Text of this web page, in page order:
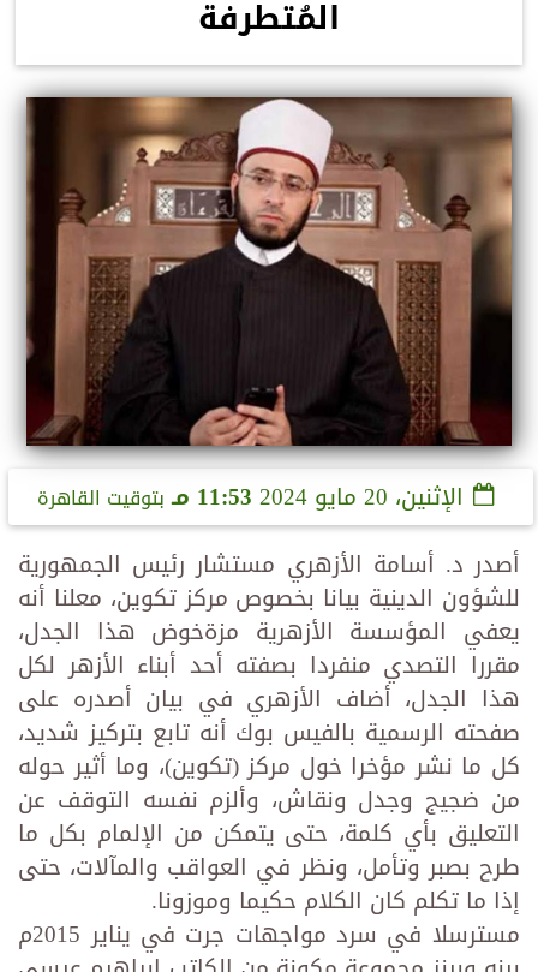
المُتطرفة
الإثنين، 20 مايو 2024 11:53 مـ بتوقيت القاهرة
أصدر د. أسامة الأزهري مستشار رئيس الجمهورية
للشؤون الدينية بيانا بخصوص مركز تكوين، معلنا أنه
يعفي المؤسسة الأزهرية مزةخوض هذا الجدل،
مقررا التصدي منفردا بصفته أحد أبناء الأزهر لكل
هذا الجدل، أضاف الأزهري في بيان أصدره على
صفحته الرسمية بالفيس بوك أنه تابع بتركيز شديد،
كل ما نشر مؤخرا خول مركز (تكوين)، وما أثير حوله
من ضجيج وجدل ونقاش، وألزم نفسه التوقف عن
التعليق بأي كلمة، حتى يتمكن من الإلمام بكل ما
طرح بصبر وتأمل، ونظر في العواقب والمآلات، حتى
إذا ما تكلم كان الكلام حكيما وموزونا.
مسترسلا في سرد مواجهات جرت في يناير 2015م